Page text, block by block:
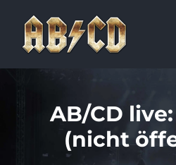
Inhalt
springen
AB/CD
(nicht